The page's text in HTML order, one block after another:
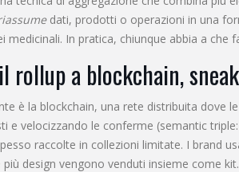
dati, prodotti o operazioni in una
medicinali. In pratica, chiunque abbia a
rollup a blockchain,
è la blockchain, una rete distribuita dove
e velocizzando le conferme (semantic
raccolte in collezioni limitate. I brand
design vengono venduti insieme come